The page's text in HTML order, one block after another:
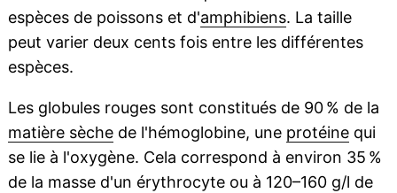
espèces de poissons et d'amphibiens. La taille
peut varier deux cents fois entre les différentes
espèces.
Les globules rouges sont constitués de 90 % de la
matière sèchede l'hémoglobine, une protéinequi
se lie à l'oxygène. Cela correspond à environ 35 %
de la masse d'un érythrocyte ou à 120–160 g/l de